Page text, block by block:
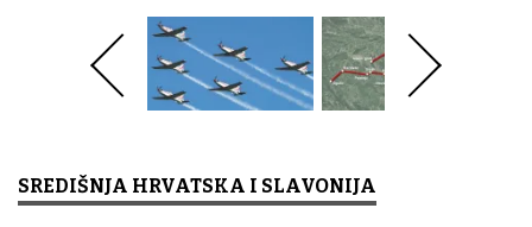
SREDIŠNJA HRVATSKA I SLAVONIJA